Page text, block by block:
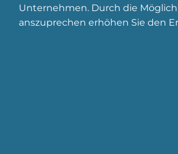
Unternehmen. Durch die
anszuprechen erhöhen Sie den